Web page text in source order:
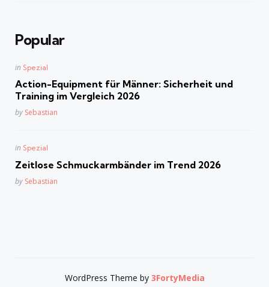
Popular
Posted
in Spezial
Action-Equipment für Männer: Sicherheit und
Training im Vergleich 2026
Posted
by Sebastian
Posted
in Spezial
Zeitlose Schmuckarmbänder im Trend 2026
Posted
by Sebastian
WordPress Theme by 3FortyMedia